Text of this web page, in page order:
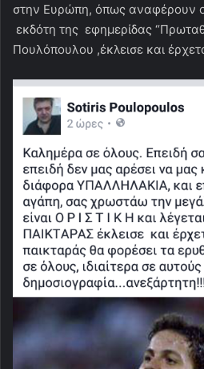
στην Ευρώπη, όπως αναφέρουν
εκδότη της εφημερίδας
Πουλόπουλου ,έκλεισε και